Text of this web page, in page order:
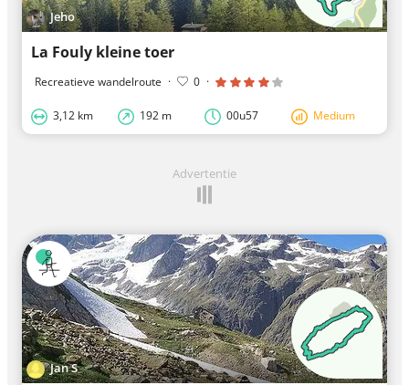
Jeho
La Fouly kleine toer
Recreatieve wandelroute · 0 ·
3,12 km 192 m 00u57 Medium
Advertentie
Jan S